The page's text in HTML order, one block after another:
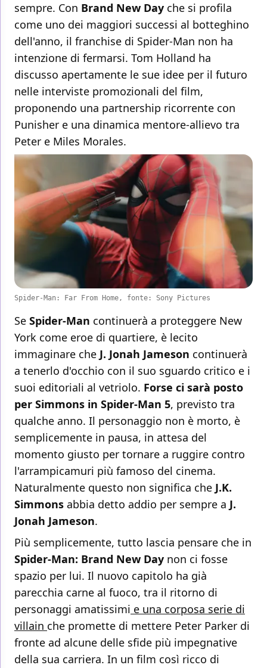
sempre. Con Brand New Day che si profila
come uno dei maggiori successi al botteghino
dell'anno, il franchise di Spider-Man non ha
intenzione di fermarsi. Tom Holland ha
discusso apertamente le sue idee per il futuro
nelle interviste promozionali del film,
proponendo una partnership ricorrente con
Punisher e una dinamica mentore-allievo tra
Peter e Miles Morales.
Spider-Man: Far From Home, fonte: Sony Pictures
Se Spider-Man continuerà a proteggere New
York come eroe di quartiere, è lecito
immaginare che J. Jonah Jameson continuerà
a tenerlo d'occhio con il suo sguardo critico e i
suoi editoriali al vetriolo. Forse ci sarà posto
per Simmons in Spider-Man 5, previsto tra
qualche anno. Il personaggio non è morto, è
semplicemente in pausa, in attesa del
momento giusto per tornare a ruggire contro
l'arrampicamuri più famoso del cinema.
Naturalmente questo non significa che J.K.
Simmons abbia detto addio per sempre a J.
Jonah Jameson.
Più semplicemente, tutto lascia pensare che in
Spider-Man: Brand New Day non ci fosse
spazio per lui. Il nuovo capitolo ha già
parecchia carne al fuoco, tra il ritorno di
personaggi amatissimi e una corposa serie di
villain che promette di mettere Peter Parker di
fronte ad alcune delle sfide più impegnative
della sua carriera. In un film così ricco di